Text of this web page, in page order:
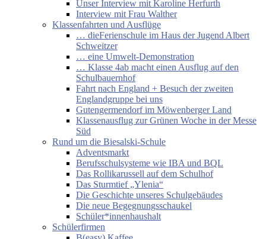
Unser Interview mit Karoline Herfurth
Interview mit Frau Walther
Klassenfahrten und Ausflüge
… dieFerienschule im Haus der Jugend Albert
Schweitzer
… eine Umwelt-Demonstration
… Klasse 4ab macht einen Ausflug auf den
Schulbauernhof
Fahrt nach England + Besuch der zweiten
Englandgruppe bei uns
Gutengermendorf im Möwenberger Land
Klassenausflug zur Grünen Woche in der Messe
Süd
Rund um die Biesalski-Schule
Adventsmarkt
Berufsschulsysteme wie IBA und BQL
Das Rollikarussell auf dem Schulhof
Das Sturmtief „Ylenia“
Die Geschichte unseres Schulgebäudes
Die neue Begegnungsschaukel
Schüler*innenhaushalt
Schülerfirmen